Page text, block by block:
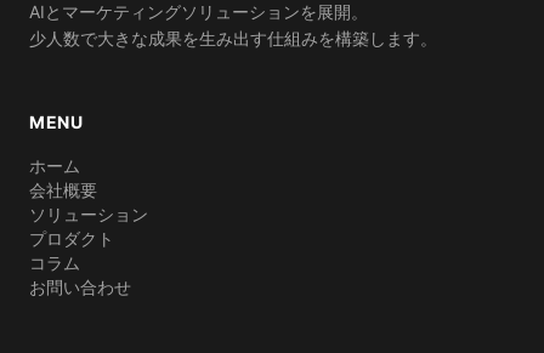
AIとマーケティングソリューションを展開。
少人数で大きな成果を生み出す仕組みを構築します。
MENU
ホーム
会社概要
ソリューション
プロダクト
コラム
お問い合わせ